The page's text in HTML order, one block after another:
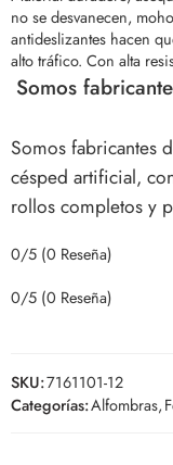
no se desvanecen,
antideslizantes hacen
alto tráfico. Con alta
Somos
Somos fabricantes
césped artificial,
rollos completos y
0/5 (0 Reseña)
0/5 (0 Reseña)
SKU:7161101-12
Categorías:Alfombras,